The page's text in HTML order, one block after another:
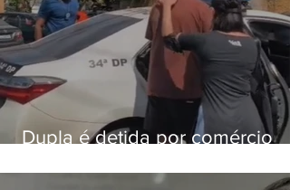
Dupla é detida por comércio
Bangu